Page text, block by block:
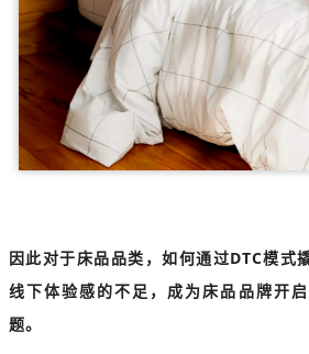
因此对于床品品类，如何通过DTC模式
线下体验感的不足，成为床品品牌开
题。